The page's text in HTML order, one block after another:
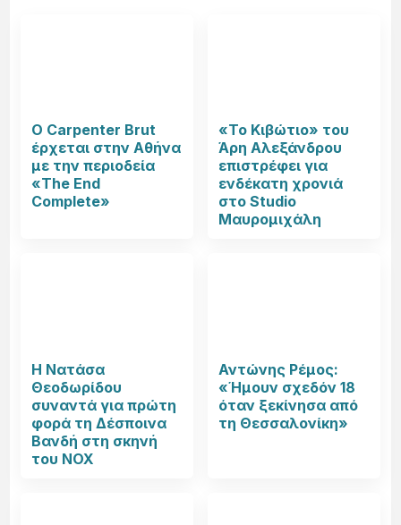
Ο Carpenter Brut
έρχεται στην Αθήνα
με την περιοδεία
«The End
Complete»
«Το Κιβώτιο» του
Άρη Αλεξάνδρου
επιστρέφει για
ενδέκατη χρονιά
στο Studio
Μαυρομιχάλη
Η Νατάσα
Θεοδωρίδου
συναντά για πρώτη
φορά τη Δέσποινα
Βανδή στη σκηνή
του NOX
Αντώνης Ρέμος:
«Ήμουν σχεδόν 18
όταν ξεκίνησα από
τη Θεσσαλονίκη»